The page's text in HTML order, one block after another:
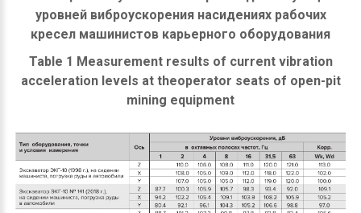
уровней виброускорения насидениях рабочих
кресел машинистов карьерного оборудования
Table 1 Measurement results of current vibration
acceleration levels at theoperator seats of open-pit
mining equipment